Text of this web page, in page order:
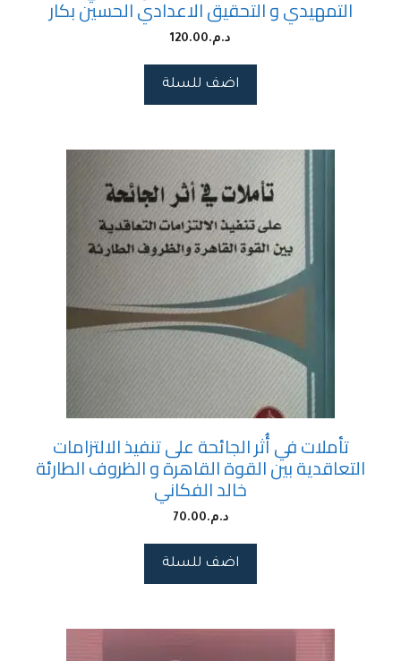
التمهيدي و التحقيق الاعدادي الحسين بكار
د.م.120.00
اضف للسلة
تأملات في أُثر الجائحة على تنفيذ الالتزامات
التعاقدية بين القوة القاهرة و الظروف الطارئة
خالد الفكاني
د.م.70.00
اضف للسلة